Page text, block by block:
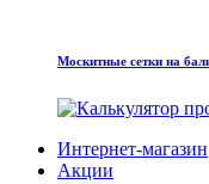
Москитные сетки на
Интернет-магазин
Акции